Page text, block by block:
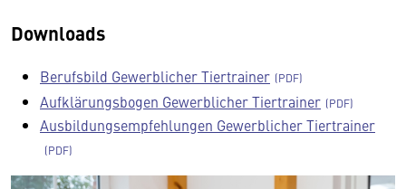
Downloads
Berufsbild Gewerblicher Tiertrainer
Aufklärungsbogen Gewerblicher Tiertrainer
Ausbildungsempfehlungen Gewerblicher Tiertrainer